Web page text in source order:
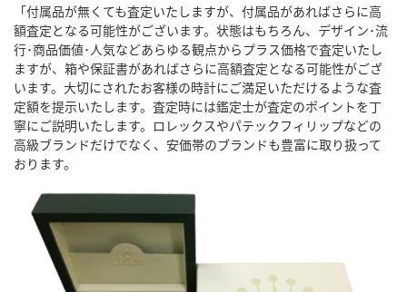
「付属品が無くても査定いたしますが、付属品があればさらに高
額査定となる可能性がございます。状態はもちろん、デザイン･流
行･商品価値･人気などあらゆる観点からプラス価格で査定いたし
ますが、箱や保証書があればさらに高額査定となる可能性がござ
います。大切にされたお客様の時計にご満足いただけるような査
定額を提示いたします。査定時には鑑定士が査定のポイントを丁
寧にご説明いたします。ロレックスやパテックフィリップなどの
高級ブランドだけでなく、安価帯のブランドも豊富に取り扱って
おります。